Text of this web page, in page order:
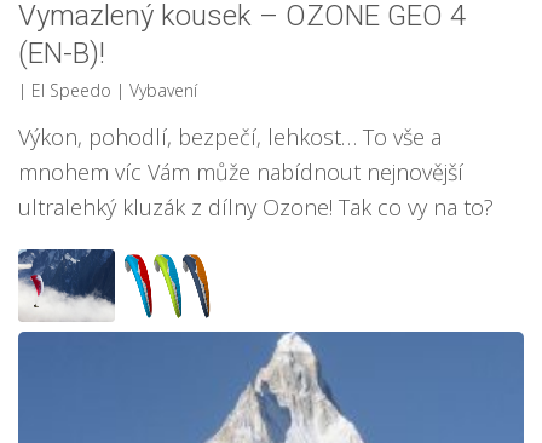
Vymazlený kousek – OZONE GEO 4
(EN-B)!
| El Speedo | Vybavení
Výkon, pohodlí, bezpečí, lehkost… To vše a
mnohem víc Vám může nabídnout nejnovější
ultralehký kluzák z dílny Ozone! Tak co vy na to?